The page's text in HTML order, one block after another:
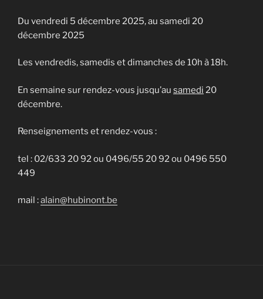
Du vendredi 5 décembre 2025, au samedi 20
décembre 2025
Les vendredis, samedis et dimanches de 10h à 18h.
En semaine sur rendez-vous jusqu’au samedi 20
décembre.
Renseignements et rendez-vous :
tel : 02/633 20 92 ou 0496/55 20 92 ou 0496 550
449
mail :alain@hubinont.be